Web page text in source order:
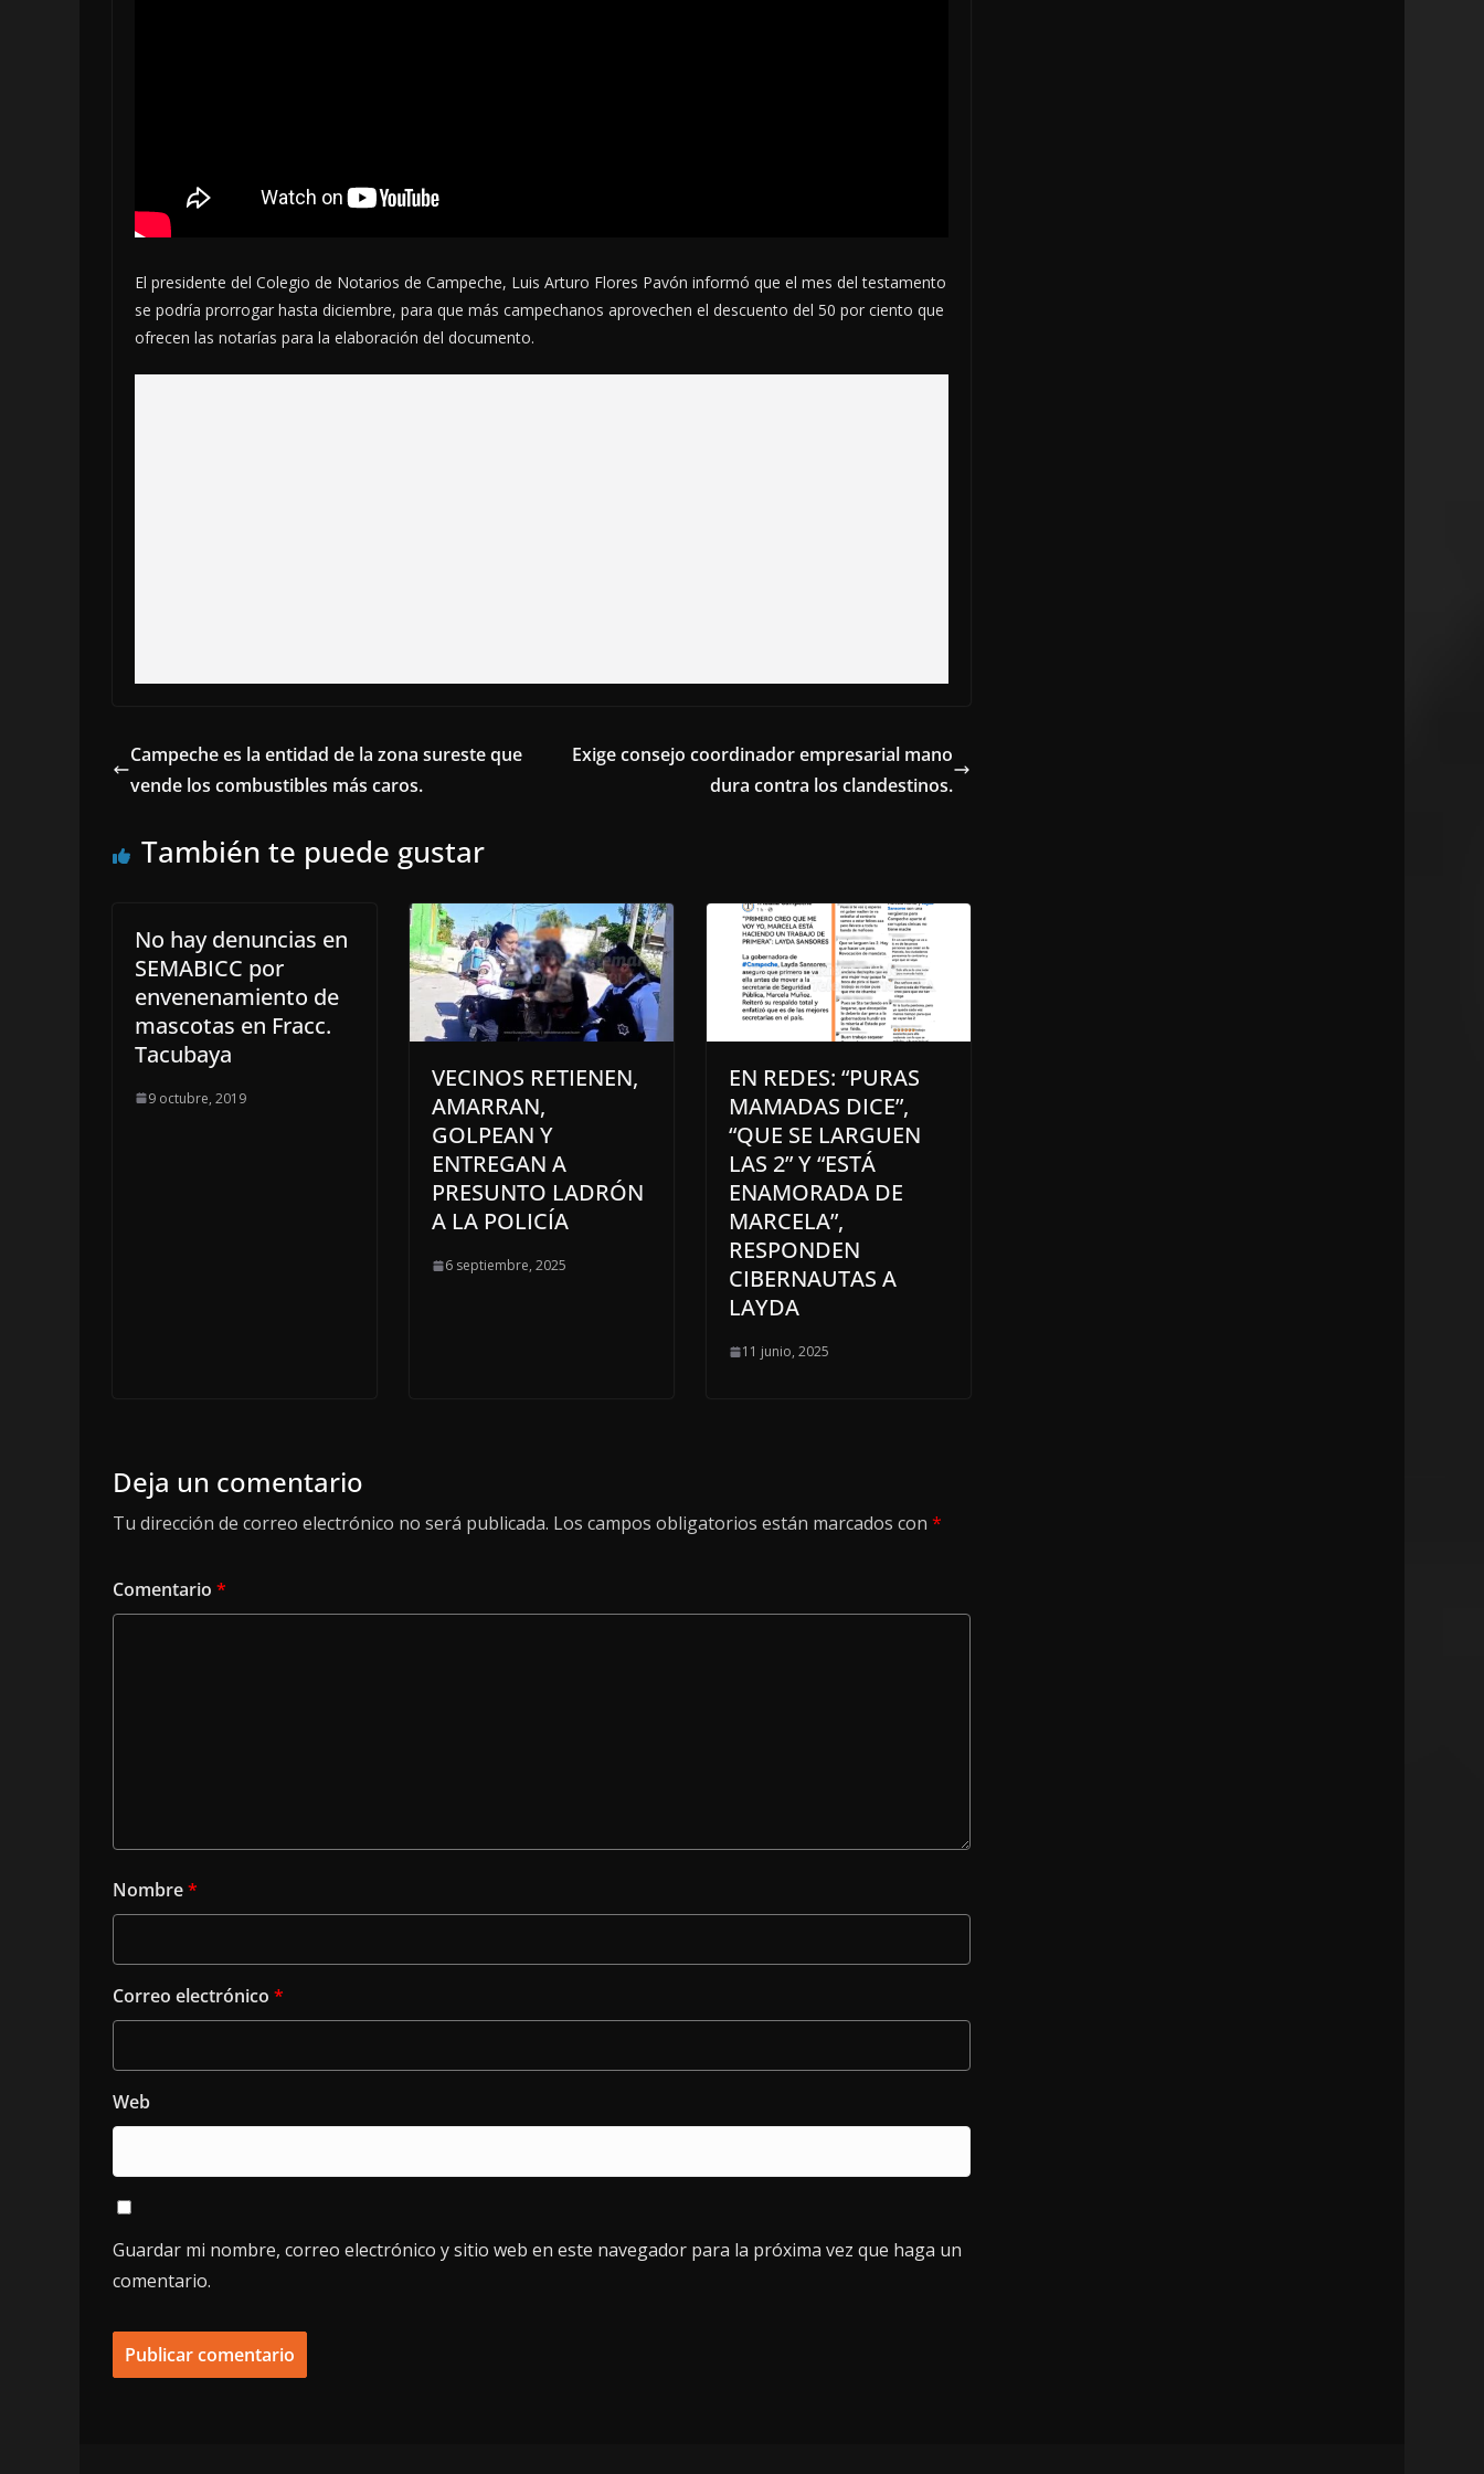
El presidente del Colegio de Notarios de Campeche, Luis Arturo Flores Pavón informó que el mes del testamento
se podría prorrogar hasta diciembre, para que más campechanos aprovechen el descuento del 50 por ciento que
ofrecen las notarías para la elaboración del documento.
Campeche es la entidad de la zona sureste que
vende los combustibles más caros.
Exige consejo coordinador empresarial mano
dura contra los clandestinos.
También te puede gustar
No hay denuncias en
SEMABICC por
envenenamiento de
mascotas en Fracc.
Tacubaya
9 octubre, 2019
VECINOS RETIENEN,
AMARRAN,
GOLPEAN Y
ENTREGAN A
PRESUNTO LADRÓN
A LA POLICÍA
6 septiembre, 2025
EN REDES: “PURAS
MAMADAS DICE”,
“QUE SE LARGUEN
LAS 2” Y “ESTÁ
ENAMORADA DE
MARCELA”,
RESPONDEN
CIBERNAUTAS A
LAYDA
11 junio, 2025
Deja un comentario
Tu dirección de correo electrónico no será publicada. Los campos obligatorios están marcados con *
Comentario *
Nombre*
Correo electrónico *
Web
Guardar mi nombre, correo electrónico y sitio web en este navegador para la próxima vez que haga un
comentario.